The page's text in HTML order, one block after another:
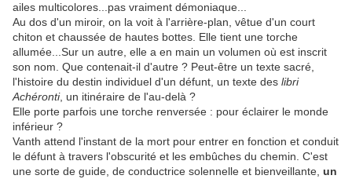
ailes multicolores...pas vraiment démoniaque...
Au dos d'un miroir, on la voit à l'arrière-plan, vêtue d'un court
chiton et chaussée de hautes bottes. Elle tient une torche
allumée...Sur un autre, elle a en main un volumen où est inscrit
son nom. Que contenait-il d'autre ? Peut-être un texte sacré,
l'histoire du destin individuel d'un défunt, un texte des libri
Achéronti, un itinéraire de l'au-delà ?
Elle porte parfois une torche renversée : pour éclairer le monde
inférieur ?
Vanth attend l'instant de la mort pour entrer en fonction et conduit
le défunt à travers l'obscurité et les embûches du chemin. C'est
une sorte de guide, de conductrice solennelle et bienveillante, un